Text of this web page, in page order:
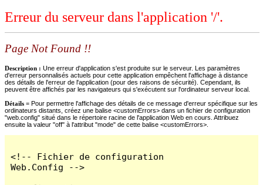
Erreur du serveur dans l'application '/'.
Page Not Found !!
Description : Une erreur d'application s'est produite sur le serveur. Les paramètres
d'erreur personnalisés actuels pour cette application empêchent l'affichage à distance
des détails de l'erreur de l'application (pour des raisons de sécurité). Cependant, ils
peuvent être affichés par les navigateurs qui s'exécutent sur l'ordinateur serveur local.
Détails = Pour permettre l'affichage des détails de ce message d'erreur spécifique sur les
ordinateurs distants, créez une balise <customErrors> dans un fichier de configuration
"web.config" situé dans le répertoire racine de l'application Web en cours. Attribuez
ensuite la valeur "off" à l'attribut "mode" de cette balise <customErrors>.
<!-- Fichier de configuration
Web.Config -->